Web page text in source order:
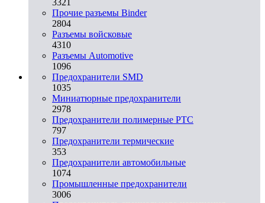
Прочие разъемы Binder
2804
Разъемы войсковые
4310
Разъeмы Automotive
1096
Предохранители SMD
1035
Миниатюрные предохранители
2978
Предохранители полимерные PTC
797
Предохранители термические
353
Предохранители автомобильные
1074
Промышленные предохранители
3006